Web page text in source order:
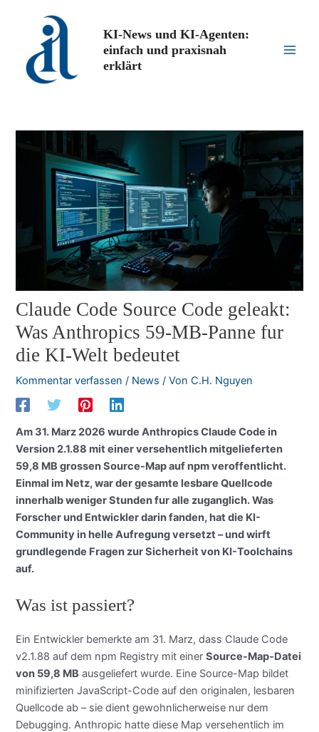
springen
KI-News und KI-Agenten:
einfach und praxisnah
erklärt
Claude Code Source Code geleakt:
Was Anthropics 59-MB-Panne fur
die KI-Welt bedeutet
Kommentar verfassen / News / VonC.H. Nguyen
Am 31. Marz 2026 wurde Anthropics Claude Code in
Version 2.1.88 mit einer versehentlich mitgelieferten
59,8 MB grossen Source-Map auf npm veroffentlicht.
Einmal im Netz, war der gesamte lesbare Quellcode
innerhalb weniger Stunden fur alle zuganglich. Was
Forscher und Entwickler darin fanden, hat die KI-
Community in helle Aufregung versetzt – und wirft
grundlegende Fragen zur Sicherheit von KI-Toolchains
auf.
Was ist passiert?
Ein Entwickler bemerkte am 31. Marz, dass Claude Code
v2.1.88 auf dem npm Registry mit einerSource-Map-Datei
von 59,8 MB ausgeliefert wurde. Eine Source-Map bildet
minifizierten JavaScript-Code auf den originalen, lesbaren
Quellcode ab – sie dient gewohnlicherweise nur dem
Debugging. Anthropic hatte diese Map versehentlich im